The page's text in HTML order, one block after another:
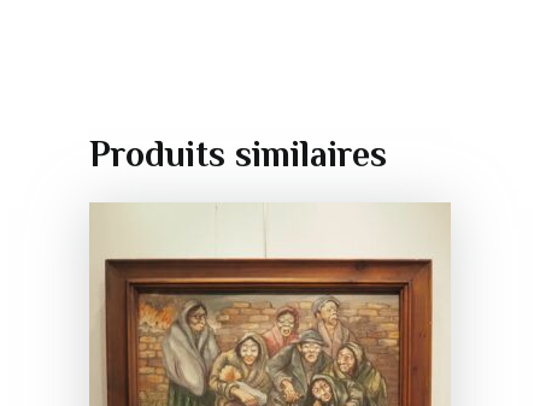
Produits similaires